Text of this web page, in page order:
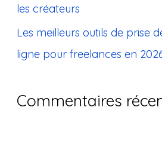
les créateurs
Les meilleurs outils de prise
ligne pour freelances en
Commentaires